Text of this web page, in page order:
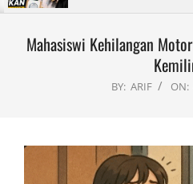
Menu
Mahasiswi Kehilangan
BY: ARIF ON: